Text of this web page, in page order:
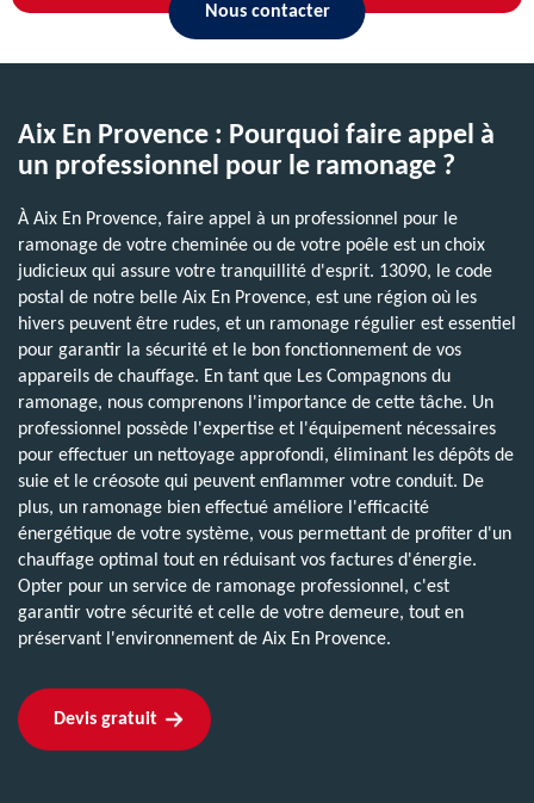
Nous contacter
Aix En Provence : Pourquoi faire appel à
un professionnel pour le ramonage ?
À Aix En Provence, faire appel à un professionnel pour le
ramonage de votre cheminée ou de votre poêle est un choix
judicieux qui assure votre tranquillité d'esprit. 13090, le code
postal de notre belle Aix En Provence, est une région où les
hivers peuvent être rudes, et un ramonage régulier est essentiel
pour garantir la sécurité et le bon fonctionnement de vos
appareils de chauffage. En tant que Les Compagnons du
ramonage, nous comprenons l'importance de cette tâche. Un
professionnel possède l'expertise et l'équipement nécessaires
pour effectuer un nettoyage approfondi, éliminant les dépôts de
suie et le créosote qui peuvent enflammer votre conduit. De
plus, un ramonage bien effectué améliore l'efficacité
énergétique de votre système, vous permettant de profiter d'un
chauffage optimal tout en réduisant vos factures d'énergie.
Opter pour un service de ramonage professionnel, c'est
garantir votre sécurité et celle de votre demeure, tout en
préservant l'environnement de Aix En Provence.
Devis gratuit